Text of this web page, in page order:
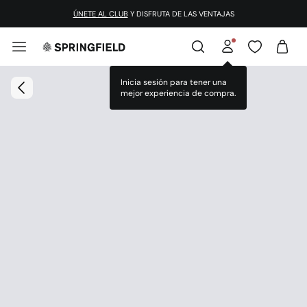
ÚNETE AL CLUB Y DISFRUTA DE LAS VENTAJAS
Inicia sesión para tener una
mejor experiencia de compra.